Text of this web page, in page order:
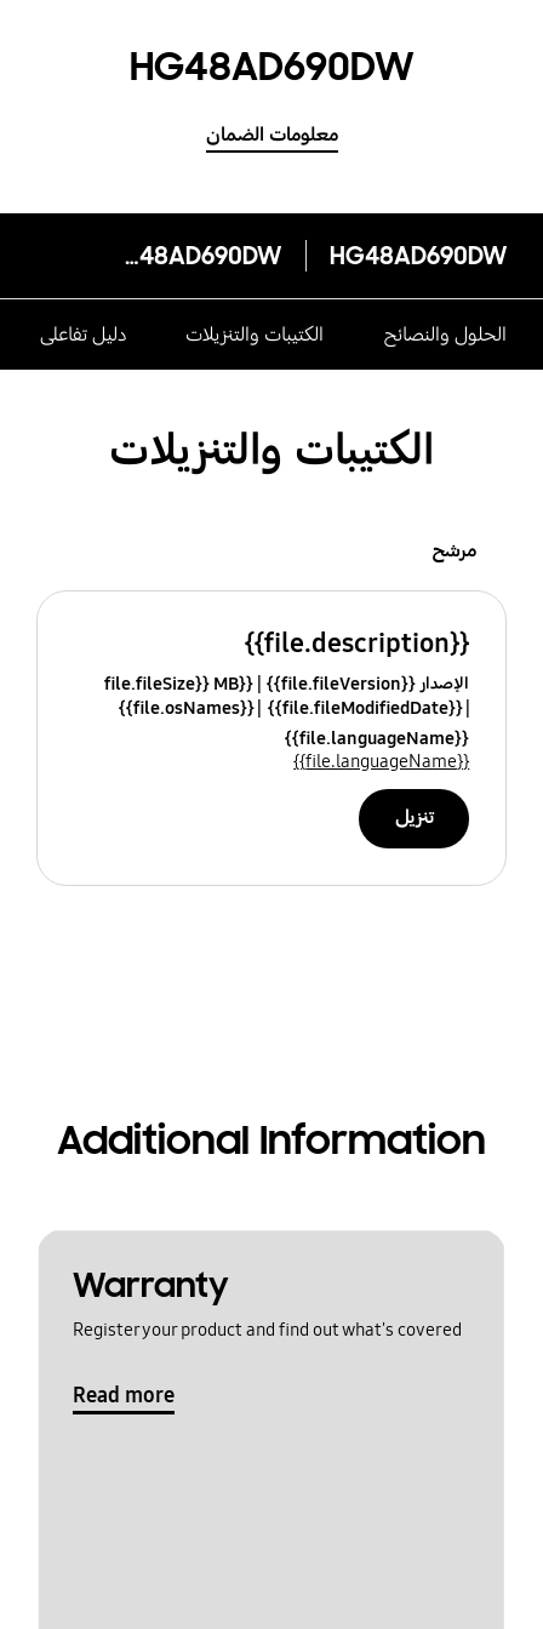
HG48AD690DW
معلومات الضمان
HG48AD690DW
HG48AD690DW
الحلول والنصائح الكتيبات والتنزيلات دليل تفاعلى
الكتيبات والتنزيلات
مرشح
{{file.description}}
الإصدار {{file.fileVersion}}
{{file.fileSize}} MB
{{file.fileModifiedDate}}
{{file.osNames}}
{{file.languageName}}
{{file.languageName}}
تنزيل
Additional Information
Warranty
Register your product and find out what's covered
Read more